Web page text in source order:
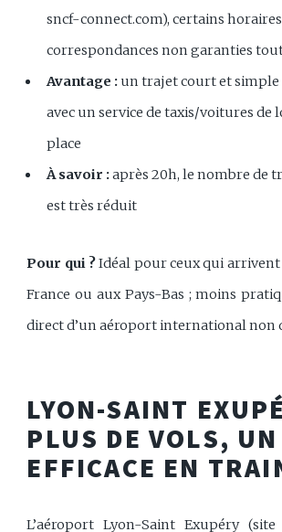
sncf-connect.com), certains horaires
correspondances non garanties
Avantage : un trajet court et simple
avec un service de taxis/voitures de
place
À savoir :après 20h, le nombre de
est très réduit
Pour qui ?Idéal pour ceux qui arrivent
France ou aux Pays-Bas ; moins
direct d’un aéroport international non
LYON-SAINT
PLUS DE VOLS, UN
EFFICACE EN
L’aéroport Lyon-Saint Exupéry (site